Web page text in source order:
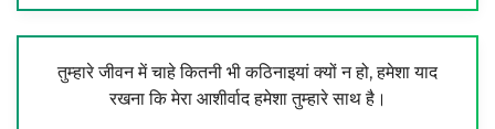
तुम्हारे जीवन में चाहे कितनी भी कठिनाइयां क्यों न हो, हमेशा याद
रखना कि मेरा आशीर्वाद हमेशा तुम्हारे साथ है।